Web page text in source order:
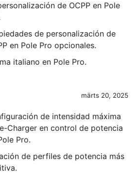
de OCPP en Pole
de personalización de
en Pole Pro opcionales.
italiano en Pole Pro.
märts 20, 2025
de intensidad máxima
Charger en control de potencia
Pro.
de perfiles de potencia más